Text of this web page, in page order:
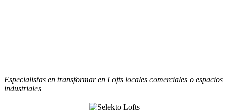
Especialistas en transformar en Lofts locales comerciales o espacios
industriales